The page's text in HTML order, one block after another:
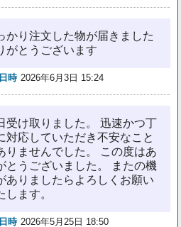
かり注文した物が届きました
がとうございます
時 2026年6月3日 15:24
受け取りました。 迅速かつ丁
対応していただき不安なこと
りませんでした。 この度はあ
とうございました。 またの機
ありましたらよろしくお願い
します。
時 2026年5月25日 18:50